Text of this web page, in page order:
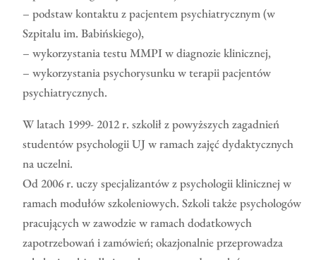
– podstaw kontaktu z pacjentem psychiatrycznym (w
Szpitalu im. Babińskiego),
– wykorzystania testu MMPI w diagnozie klinicznej,
– wykorzystania psychorysunku w terapii pacjentów
psychiatrycznych.
W latach 1999- 2012 r. szkolił z powyższych zagadnień
studentów psychologii UJ w ramach zajęć dydaktycznych
na uczelni.
Od 2006 r. uczy specjalizantów z psychologii klinicznej w
ramach modułów szkoleniowych. Szkoli także psychologów
pracujących w zawodzie w ramach dodatkowych
zapotrzebowań i zamówień; okazjonalnie przeprowadza